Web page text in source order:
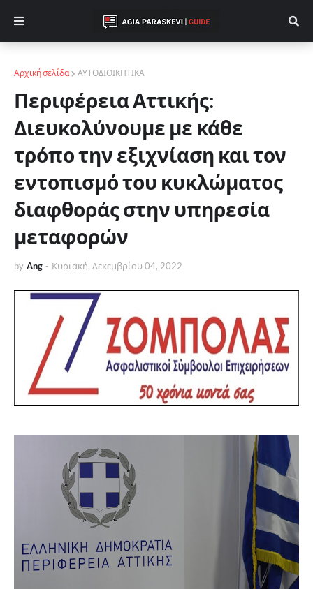
Αρχική σελίδα ΑΥΤΟΔΙΟΙΚΗΤΙΚΑ
Περιφέρεια Αττικής:
Διευκολύνουμε με κάθε
τρόπο την εξιχνίαση και τον
εντοπισμό του κυκλώματος
διαφθοράς στην υπηρεσία
μεταφορών
by Ang - Κυριακή, Δεκεμβρίου 04, 2022